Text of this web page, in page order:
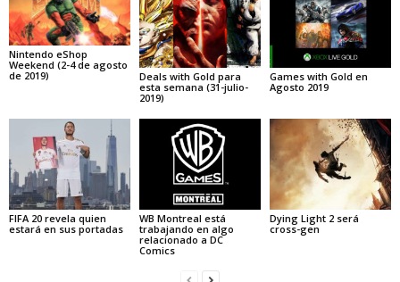
Nintendo eShop
Weekend (2-4 de agosto
de 2019)
Deals with Gold para
esta semana (31-julio-
2019)
Games with Gold en
Agosto 2019
FIFA 20 revela quien
estará en sus portadas
WB Montreal está
trabajando en algo
relacionado a DC
Comics
Dying Light 2 será
cross-gen